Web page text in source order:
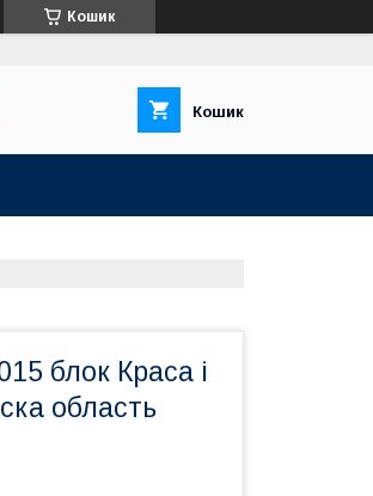
Кошик
Кошик
блок Краса і
область